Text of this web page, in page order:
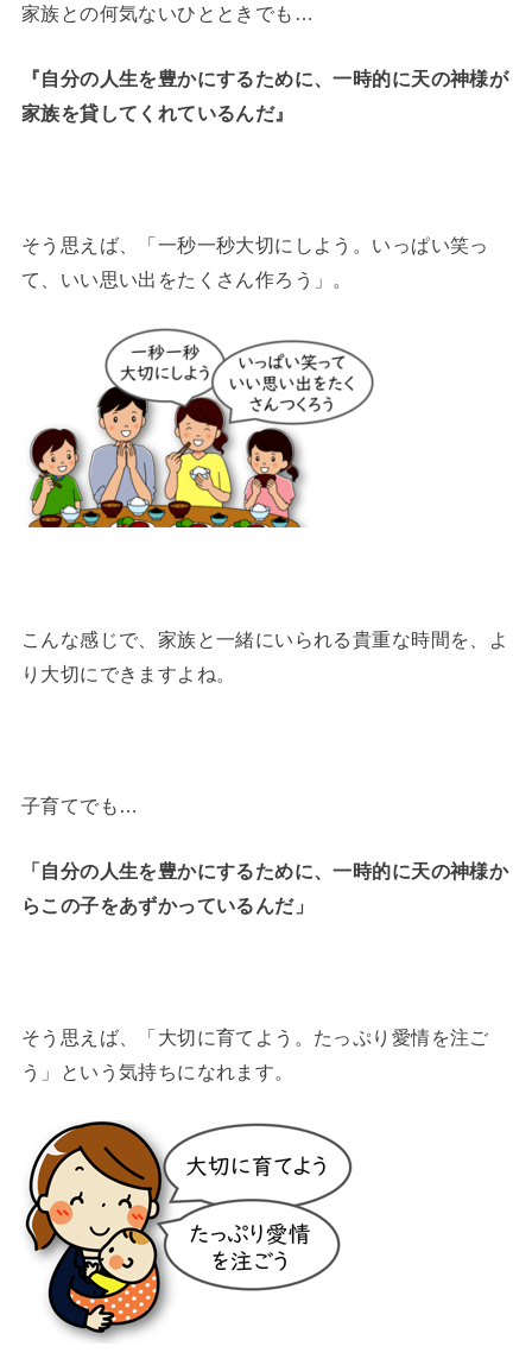
家族との何気ないひとときでも…
『自分の人生を豊かにするために、一時的に天の神様が
家族を貸してくれているんだ』
そう思えば、「一秒一秒大切にしよう。いっぱい笑っ
て、いい思い出をたくさん作ろう」。
こんな感じで、家族と一緒にいられる貴重な時間を、よ
り大切にできますよね。
子育てでも…
「自分の人生を豊かにするために、一時的に天の神様か
らこの子をあずかっているんだ」
そう思えば、「大切に育てよう。たっぷり愛情を注ご
う」という気持ちになれます。